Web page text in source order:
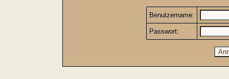
Benutzername:
Passwort: